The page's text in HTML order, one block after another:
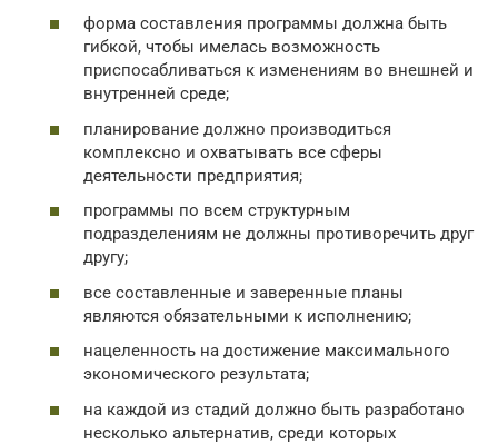
форма составления программы должна быть
гибкой, чтобы имелась возможность
приспосабливаться к изменениям во внешней и
внутренней среде;
планирование должно производиться
комплексно и охватывать все сферы
деятельности предприятия;
программы по всем структурным
подразделениям не должны противоречить друг
другу;
все составленные и заверенные планы
являются обязательными к исполнению;
нацеленность на достижение максимального
экономического результата;
на каждой из стадий должно быть разработано
несколько альтернатив, среди которых